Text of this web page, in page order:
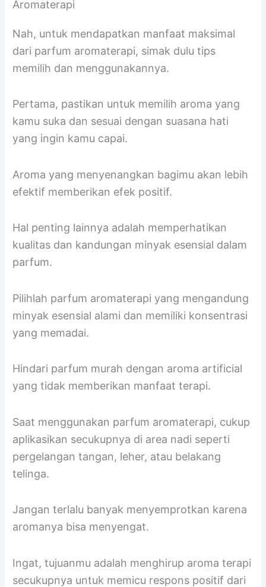
Aromaterapi
Nah, untuk mendapatkan manfaat maksimal
dari parfum aromaterapi, simak dulu tips
memilih dan menggunakannya.
Pertama, pastikan untuk memilih aroma yang
kamu suka dan sesuai dengan suasana hati
yang ingin kamu capai.
Aroma yang menyenangkan bagimu akan lebih
efektif memberikan efek positif.
Hal penting lainnya adalah memperhatikan
kualitas dan kandungan minyak esensial dalam
parfum.
Pilihlah parfum aromaterapi yang mengandung
minyak esensial alami dan memiliki konsentrasi
yang memadai.
Hindari parfum murah dengan aroma artificial
yang tidak memberikan manfaat terapi.
Saat menggunakan parfum aromaterapi, cukup
aplikasikan secukupnya di area nadi seperti
pergelangan tangan, leher, atau belakang
telinga.
Jangan terlalu banyak menyemprotkan karena
aromanya bisa menyengat.
Ingat, tujuanmu adalah menghirup aroma terapi
secukupnya untuk memicu respons positif dari